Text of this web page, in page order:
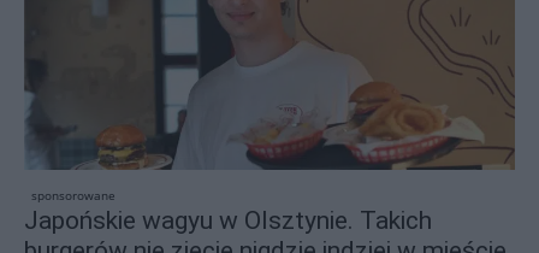
sponsorowane
Japońskie wagyu w Olsztynie. Takich